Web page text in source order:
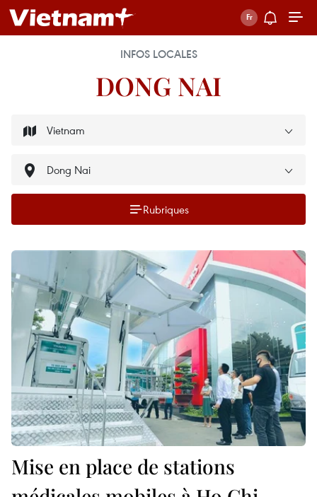
INFOS LOCALES
DONG NAI
Rubriques
Mise en place de stations